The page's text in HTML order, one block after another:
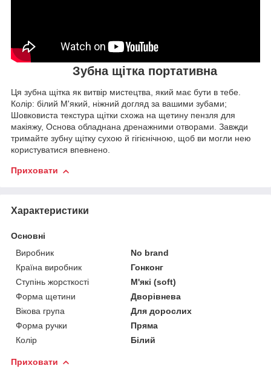
Зубна щітка портативна
Ця зубна щітка як витвір мистецтва, який має бути в тебе.
Колір: білий М'який, ніжний догляд за вашими зубами;
Шовковиста текстура щітки схожа на щетину пензля для
макіяжу, Основа обладнана дренажними отворами. Завжди
тримайте зубну щітку сухою й гігієнічною, щоб ви могли нею
користуватися впевнено.
Приховати
Характеристики
Основні
Виробник
No brand
Країна виробник
Гонконг
Ступінь жорсткості
М'які (soft)
Форма щетини
Дворівнева
Вікова група
Для дорослих
Форма ручки
Пряма
Колір
Білий
Приховати